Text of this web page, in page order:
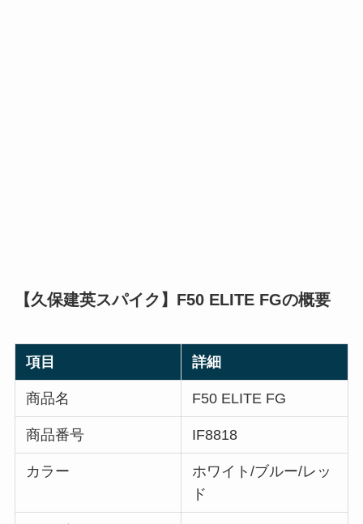
【久保建英スパイク】F50 ELITE FGの概要
項目 詳細
商品名 F50 ELITE FG
商品番号 IF8818
カラー
ホワイト/ブルー/レッ
ド